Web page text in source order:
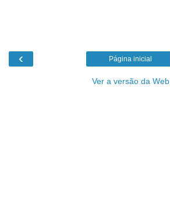
‹ Página inicial
Ver a versão da Web